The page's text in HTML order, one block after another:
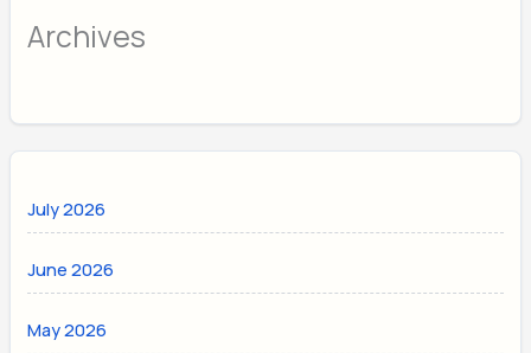
Archives
July 2026
June 2026
May 2026